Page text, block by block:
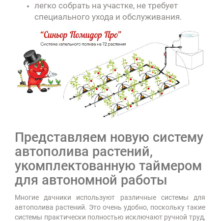
легко собрать на участке, не требует
специального ухода и обслуживания.
Представляем новую систему
автополива растений,
укомплектованную таймером
для автономной работы
Многие дачники используют различные системы для
автополива растений. Это очень удобно, поскольку такие
системы практически полностью исключают ручной труд,